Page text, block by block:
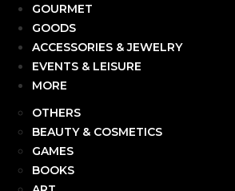
GOURMET
GOODS
ACCESSORIES & JEWELRY
EVENTS & LEISURE
MORE
OTHERS
BEAUTY & COSMETICS
GAMES
BOOKS